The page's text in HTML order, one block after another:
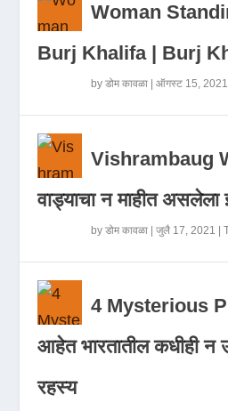
Woman
Burj Khalifa | Burj
byडोम कावळा |ऑगस्ट 15, 2021
Vishrambaug
वाड्याचा न माहीत असलेला
byडोम कावळा |जुलै 17, 2021 |
4 Mysterious
आहेत भारतातील कधीही
रहस्य